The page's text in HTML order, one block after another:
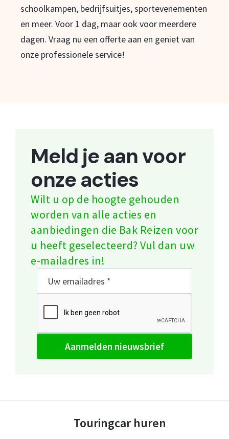
schoolkampen, bedrijfsuitjes, sportevenementen
en meer. Voor 1 dag, maar ook voor meerdere
dagen. Vraag nu een offerte aan en geniet van
onze professionele service!
Meld je aan voor
onze acties
Wilt u op de hoogte gehouden
worden van alle acties en
aanbiedingen die Bak Reizen voor
u heeft geselecteerd? Vul dan uw
e-mailadres in!
aanmelden nieuwsbrief
Touringcar huren